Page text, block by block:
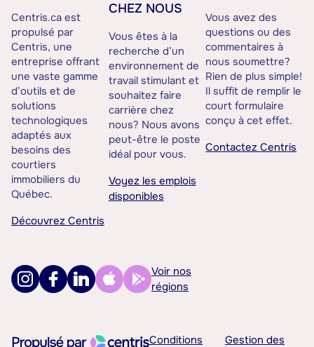
Centris.ca est
propulsé par
Centris, une
entreprise offrant
une vaste gamme
d’outils et de
solutions
technologiques
adaptés aux
besoins des
courtiers
immobiliers du
Québec.
Découvrez Centris
CHEZ NOUS
Vous êtes à la
recherche d’un
environnement de
travail stimulant et
souhaitez faire
carrière chez
nous? Nous avons
peut-être le poste
idéal pour vous.
Voyez les emplois
disponibles
Vous avez des
questions ou des
commentaires à
nous soumettre?
Rien de plus simple!
Il suffit de remplir le
court formulaire
conçu à cet effet.
Contactez Centris
Voir nos
régions
Conditions Gestion des